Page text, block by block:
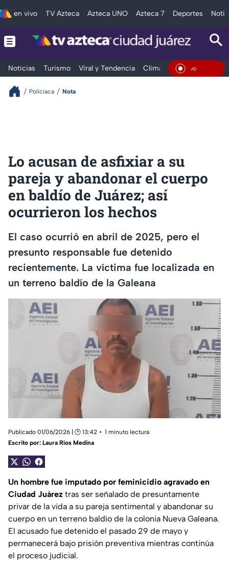
en vivo TV Azteca Azteca UNO Azteca 7 Deportes
Noticias Turismo Viral y Tendencia Clima Deportes En
Policiaca Nota
Lo acusan de asfixiar a su
pareja y abandonar el cuerpo
en baldío de Juárez; así
ocurrieron los hechos
El caso ocurrió en abril de 2025, pero el
presunto responsable fue detenido
recientemente. La víctima fue localizada en
un terreno baldío de la Galeana
Publicado 01/06/2026 | 🕑 13:42
1 minuto lectura
Escrito por: Laura Ríos Medina
Un hombre fue imputado por feminicidio agravado en
Ciudad Juárez tras ser señalado de presuntamente
privar de la vida a su pareja sentimental y abandonar su
cuerpo en un terreno baldío de la colonia Nueva Galeana.
El acusado fue detenido el pasado 29 de mayo y
permanecerá bajo prisión preventiva mientras continúa
el proceso judicial.